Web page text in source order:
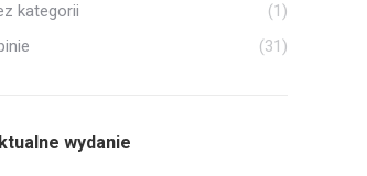
kategorii
(1)
(31)
wydanie